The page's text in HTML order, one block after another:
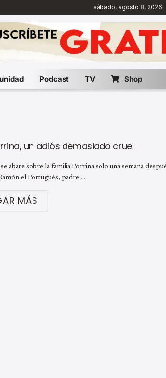
sábado, agosto 8, 2026
Podcast TV Shop
un adiós demasiado cruel
abate sobre la familia Porrina solo una semana
el Portugués, padre ...
MÁS